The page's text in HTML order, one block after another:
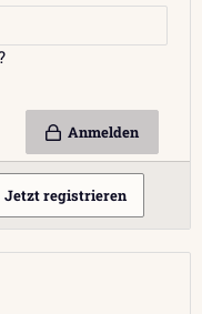
Anmelden
Jetzt registrieren